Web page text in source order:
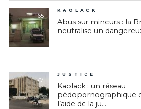
65
KAOLACK
Abus sur mineurs : la
neutralise un
77
JUSTICE
Kaolack : un réseau
pédopornographique
l’aide de la ju...